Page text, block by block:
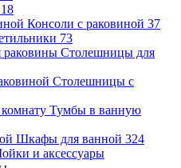
18
Консоли с раковиной 37
73
Столешницы для
Столешницы с
Тумбы в ванную
Шкафы для ванной 324
и аксессуары